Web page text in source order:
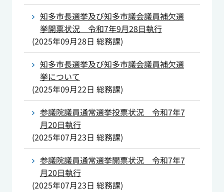
知多市長選挙及び知多市議会議員補欠選
挙開票状況 令和7年9月28日執行
(2025年09月28日 総務課)
知多市長選挙及び知多市議会議員補欠選
挙について
(2025年09月22日 総務課)
参議院議員通常選挙投票状況 令和7年7
月20日執行
(2025年07月23日 総務課)
参議院議員通常選挙開票状況 令和7年7
月20日執行
(2025年07月23日 総務課)